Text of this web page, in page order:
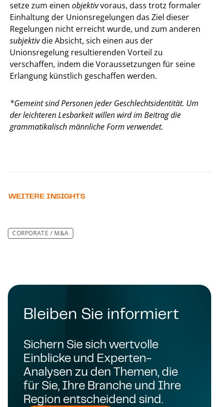
setze zum einen objektivvoraus, dass trotz formaler
Einhaltung der Unionsregelungen das Ziel dieser
Regelungen nicht erreicht wurde, und zum anderen
subjektivdie Absicht, sich einen aus der
Unionsregelung resultierenden Vorteil zu
verschaffen, indem die Voraussetzungen für seine
Erlangung künstlich geschaffen werden.
*Gemeint sind Personen jeder Geschlechtsidentität. Um
der leichteren Lesbarkeit willen wird im Beitrag die
grammatikalisch männliche Form verwendet.
WEITERE INSIGHTS
CORPORATE / M&A
Bleiben Sie informiert
Sichern Sie sich wertvolle
Einblicke und Experten-
Analysen zu den Themen, die
für Sie, Ihre Branche und Ihre
Region entscheidend sind.